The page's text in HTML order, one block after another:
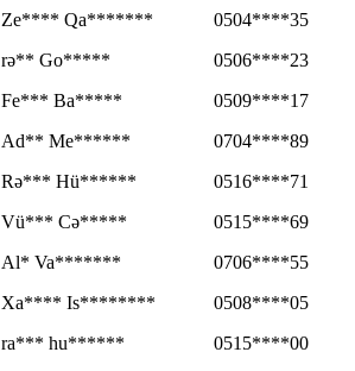
Ze**** Qa*******
0504****35
rə** Go*****
0506****23
Fe*** Ba*****
0509****17
Ad** Me******
0704****89
Rə*** Hü******
0516****71
Vü*** Cə*****
0515****69
Al* Va*******
0706****55
Xa**** Is********
0508****05
ra*** hu******
0515****00